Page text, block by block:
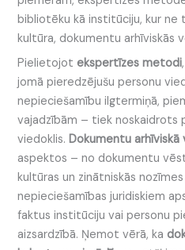
bibliotēku kā institūciju, kur ne
kultūra, dokumentu arhīviskās
Pielietojotekspertīzes metodi
jomā pieredzējušu personu
nepieciešamību ilgtermiņā,
vajadzībām – tiek noskaidrots
viedoklis.Dokumentu
aspektos – no dokumentu
kultūras un zinātniskās
nepieciešamības juridiskiem
faktus institūciju vai personu
aizsardzībā. Ņemot vērā, ka